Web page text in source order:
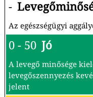
-
Az egészségügyi
0 - 50 Jó
A levegő minősége
levegőszennyezés
jelent